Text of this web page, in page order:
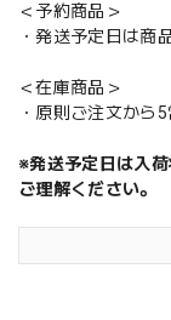
＜予約商品＞
・発送予定日は商
＜在庫商品＞
・原則ご注文から
※発送予定日は入
ご理解ください。